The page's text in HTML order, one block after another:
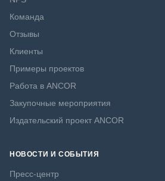
Команда
Отзывы
Клиенты
Примеры проектов
Работа в ANCOR
Закупочные мероприятия
Издательский проект ANCOR
НОВОСТИ И СОБЫТИЯ
Пресс-центр